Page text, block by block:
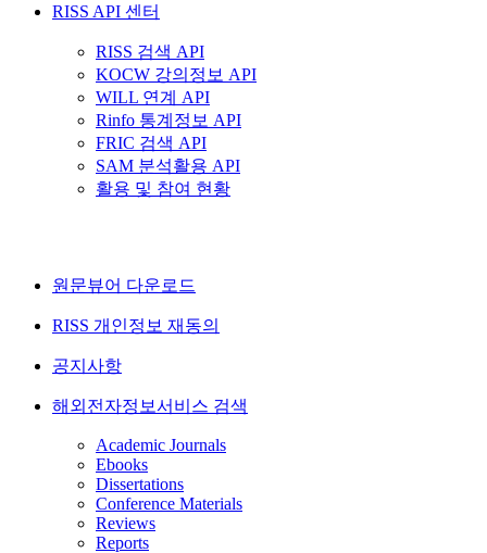
RISS API 센터
RISS 검색 API
KOCW 강의정보 API
WILL 연계 API
Rinfo 통계정보 API
FRIC 검색 API
SAM 분석활용 API
활용 및 참여 현황
원문뷰어 다운로드
RISS 개인정보 재동의
공지사항
해외전자정보서비스 검색
Academic Journals
Ebooks
Dissertations
Conference Materials
Reviews
Reports